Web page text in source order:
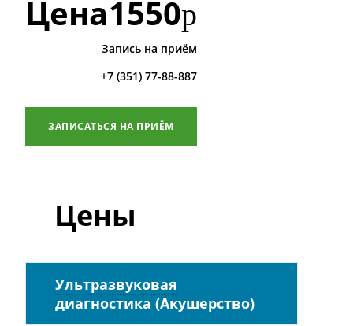
Цена1550р
Запись на приём
+7 (351) 77-88-887
ЗАПИСАТЬСЯ НА ПРИЁМ
Цены
Ультразвуковая
диагностика (Акушерство)